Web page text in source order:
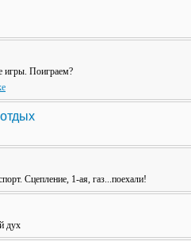
Поиграем?
Сцепление, 1-ая, газ...поехали!
дух